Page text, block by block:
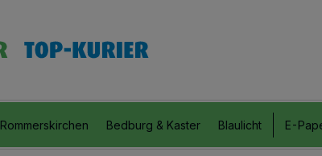
Rommerskirchen Bedburg & Kaster Blaulicht E-